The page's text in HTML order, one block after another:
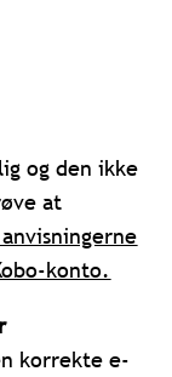
og den ikke
at
konto.
korrekte e-